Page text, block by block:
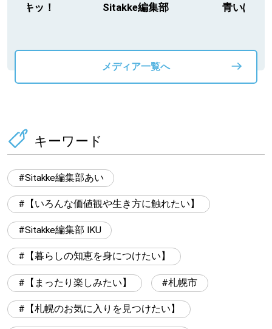
編集部 青いぽすと
「北海道３大
メディア一覧へ
キーワード
Sitakke編集部あい
【いろんな価値観や生き方に触れたい】
Sitakke編集部 IKU
【暮らしの知恵を身につけたい】
【まったり楽しみたい】 札幌市
【札幌のお気に入りを見つけたい】